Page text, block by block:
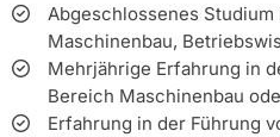
Abgeschlossenes
Maschinenbau,
Mehrjährige Erfahrung in
Bereich Maschinenbau
Erfahrung in der Führung